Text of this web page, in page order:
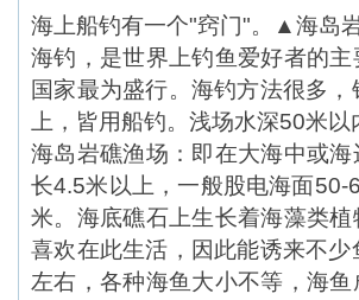
海上船钓有一个"窍门"。▲海岛
海钓 ，是世界上钓鱼爱好者的主
国家最为盛行。海钓方法很多，
上，皆用船钓。浅场水深50米
海岛岩礁渔场：即在大海中或
长4.5米以上，一般股电海面
米。海底礁石上生长着海藻类
喜欢在此生活，因此能诱来不
左右，各种海鱼大小不等，海